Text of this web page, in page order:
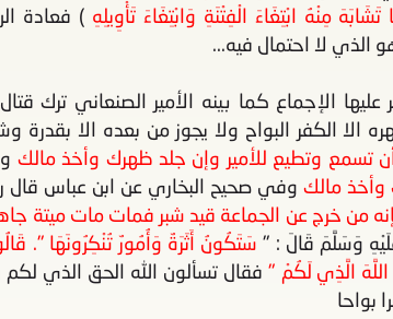
مِنْهُ ابْتِغَاءَ الْفِتْنَةِ وَابْتِغَاءَ تَأْوِيلِهِ ) فعادة
الذي لا احتمال فيه...
الإجماع كما بينه الأمير الصنعاني ترك
الا الكفر البواح ولا يجوز من بعده الا
تسمع وتطيع للأمير وإن جلد ظهرك وأخذ مالك
مالك وفي صحيح البخاري عن ابن عباس قال
من خرج عن الجماعة قيد شبر فمات مات ميتة
وَسَلَّمَ قَالَ : " سَتَكُونُ أَثَرَةٌ وَأُمُورٌ تُنْكِرُونَهَا ".
الَّذِي لَكُمْ " فقال تسألون الله الحق الذي
بواحا